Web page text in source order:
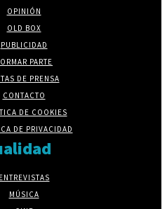
OPINIÓN
OLD BOX
PUBLICIDAD
PARTE
DE PRENSA
CONTACTO
DE COOKIES
DE PRIVACIDAD
ENTREVISTAS
MÚSICA